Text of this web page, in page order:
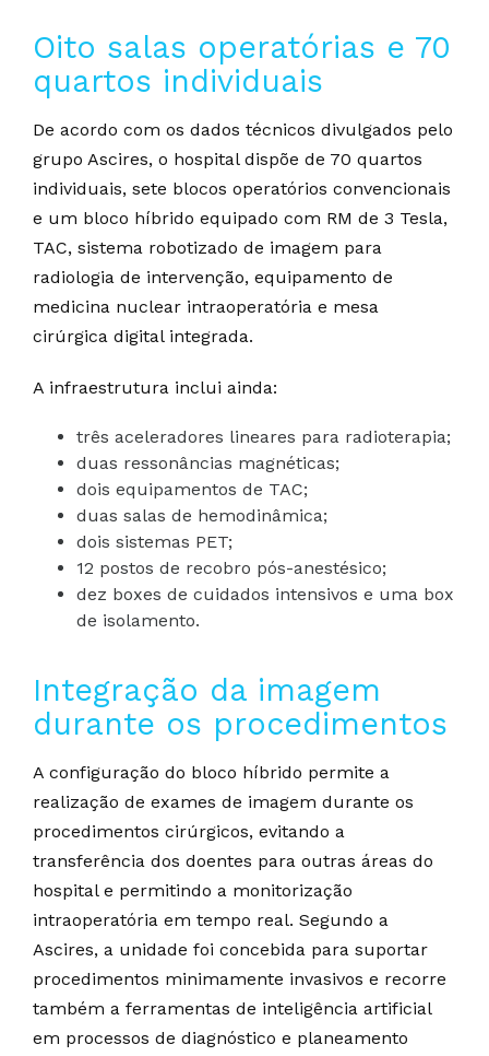
Oito salas operatórias e 70
quartos individuais
De acordo com os dados técnicos divulgados pelo
grupo Ascires, o hospital dispõe de 70 quartos
individuais, sete blocos operatórios convencionais
e um bloco híbrido equipado com RM de 3 Tesla,
TAC, sistema robotizado de imagem para
radiologia de intervenção, equipamento de
medicina nuclear intraoperatória e mesa
cirúrgica digital integrada.
A infraestrutura inclui ainda:
três aceleradores lineares para radioterapia;
duas ressonâncias magnéticas;
dois equipamentos de TAC;
duas salas de hemodinâmica;
dois sistemas PET;
12 postos de recobro pós-anestésico;
dez boxes de cuidados intensivos e uma box
de isolamento.
Integração da imagem
durante os procedimentos
A configuração do bloco híbrido permite a
realização de exames de imagem durante os
procedimentos cirúrgicos, evitando a
transferência dos doentes para outras áreas do
hospital e permitindo a monitorização
intraoperatória em tempo real. Segundo a
Ascires, a unidade foi concebida para suportar
procedimentos minimamente invasivos e recorre
também a ferramentas de inteligência artificial
em processos de diagnóstico e planeamento